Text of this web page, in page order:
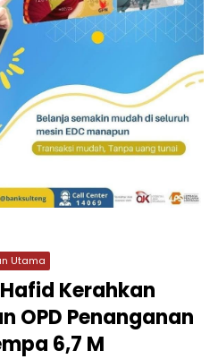
Utama
Kerahkan
OPD Penanganan
6,7 M